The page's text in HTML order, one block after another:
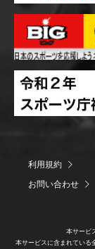
利用規約
お問い合わせ
本サービ
本サービスに含まれている